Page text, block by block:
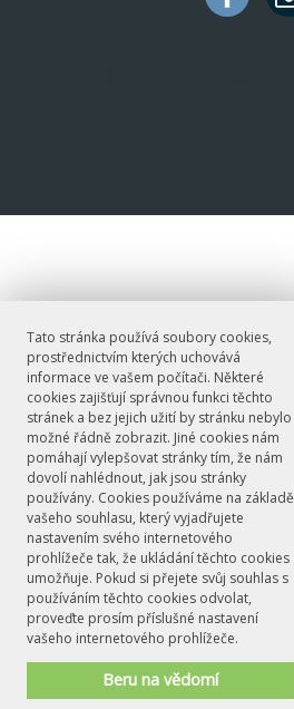
Tato stránka používá soubory cookies,
prostřednictvím kterých uchovává
informace ve vašem počítači. Některé
cookies zajišťují správnou funkci těchto
stránek a bez jejich užití by stránku nebylo
možné řádně zobrazit. Jiné cookies nám
pomáhají vylepšovat stránky tím, že nám
dovolí nahlédnout, jak jsou stránky
používány. Cookies používáme na základě
vašeho souhlasu, který vyjadřujete
nastavením svého internetového
prohlížeče tak, že ukládání těchto cookies
umožňuje. Pokud si přejete svůj souhlas s
používáním těchto cookies odvolat,
proveďte prosím příslušné nastavení
vašeho internetového prohlížeče.
Beru na vědomí